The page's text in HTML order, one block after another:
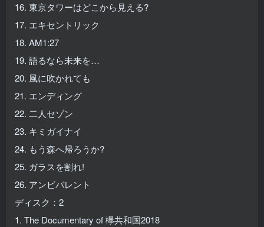
16. 東京タワーはどこから見える?
17. エキセントリック
18. AM1:27
19. 語るなら未来を…
20. 風に吹かれても
21. エンディング
22. 二人セゾン
23. キミガイナイ
24. もう森へ帰ろうか?
25. ガラスを割れ!
26. アンビバレント
ディスク：2
1. The Documentary of 欅共和国2018